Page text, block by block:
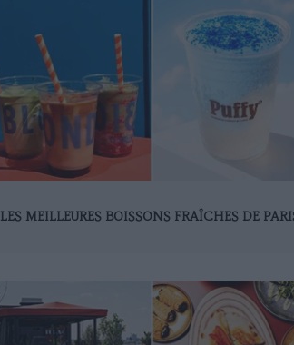
LES MEILLEURES BOISSONS FRAÎCHES DE